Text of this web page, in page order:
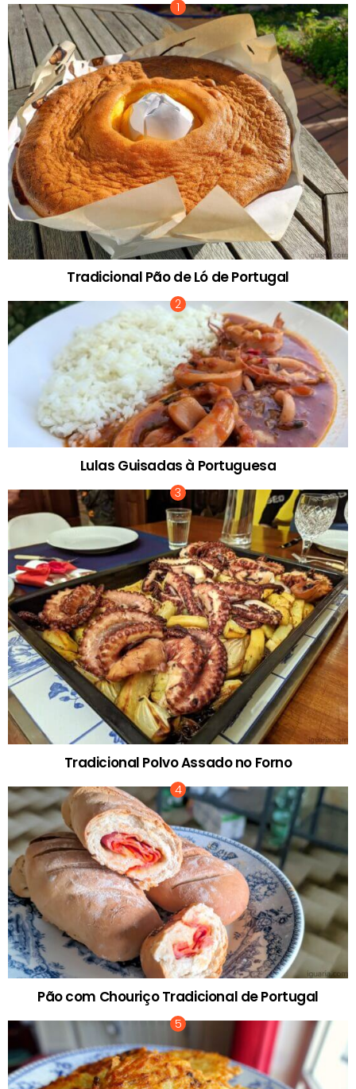
Tradicional Pão de Ló de Portugal
Lulas Guisadas à Portuguesa
Tradicional Polvo Assado no Forno
Pão com Chouriço Tradicional de Portugal